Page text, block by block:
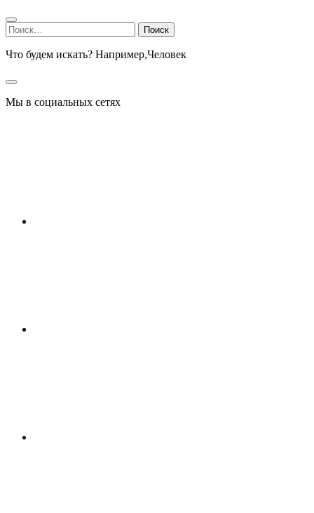
Найти:
Что будем искать? Например,Человек
Мы в социальных сетях